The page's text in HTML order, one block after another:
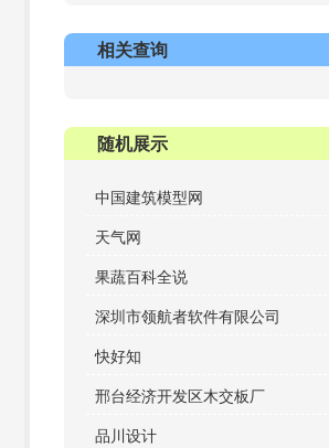
相关查询
随机展示
中国建筑模型网
天气网
果蔬百科全说
深圳市领航者软件有限公司
快好知
邢台经济开发区木交板厂
品川设计